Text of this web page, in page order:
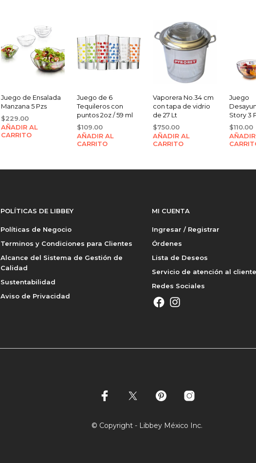
Juego de Ensalada
Manzana 5 Pzs
$229.00
AÑADIR AL
CARRITO
Juego de 6
Tequileros con
puntos 2oz / 59 ml
$109.00
AÑADIR AL
CARRITO
Vaporera No.34 cm
con tapa de vidrio
de 27 Lt
$750.00
AÑADIR AL
CARRITO
Juego
Story 3
$110.00
POLÍTICAS DE LIBBEY
Políticas de Negocio
Terminos y Condiciones para Clientes
Alcance del Sistema de Gestión de
Calidad
Sustentabilidad
Aviso de Privacidad
MI CUENTA
Ingresar / Registrar
Órdenes
Lista de Deseos
Servicio de atención al cliente
Redes Sociales
© Copyright - Libbey México Inc.